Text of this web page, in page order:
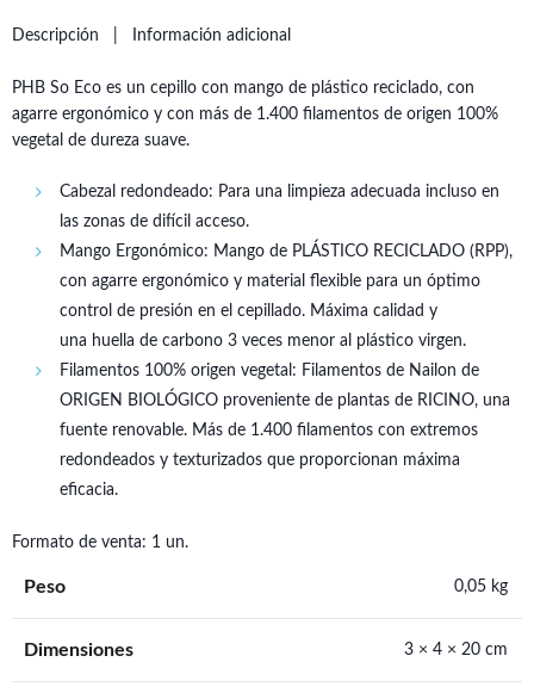
Descripción Información adicional
PHB So Eco es un cepillo con mango de plástico reciclado, con
agarre ergonómico y con más de 1.400 filamentos de origen 100%
vegetal de dureza suave.
Cabezal redondeado: Para una limpieza adecuada incluso en
las zonas de difícil acceso.
Mango Ergonómico: Mango de PLÁSTICO RECICLADO (RPP),
con agarre ergonómico y material flexible para un óptimo
control de presión en el cepillado. Máxima calidad y
una huella de carbono 3 veces menor al plástico virgen.
Filamentos 100% origen vegetal: Filamentos de Nailon de
ORIGEN BIOLÓGICO proveniente de plantas de RICINO, una
fuente renovable. Más de 1.400 filamentos con extremos
redondeados y texturizados que proporcionan máxima
eficacia.
Formato de venta: 1 un.
Peso 0,05 kg
Dimensiones 3 × 4 × 20 cm